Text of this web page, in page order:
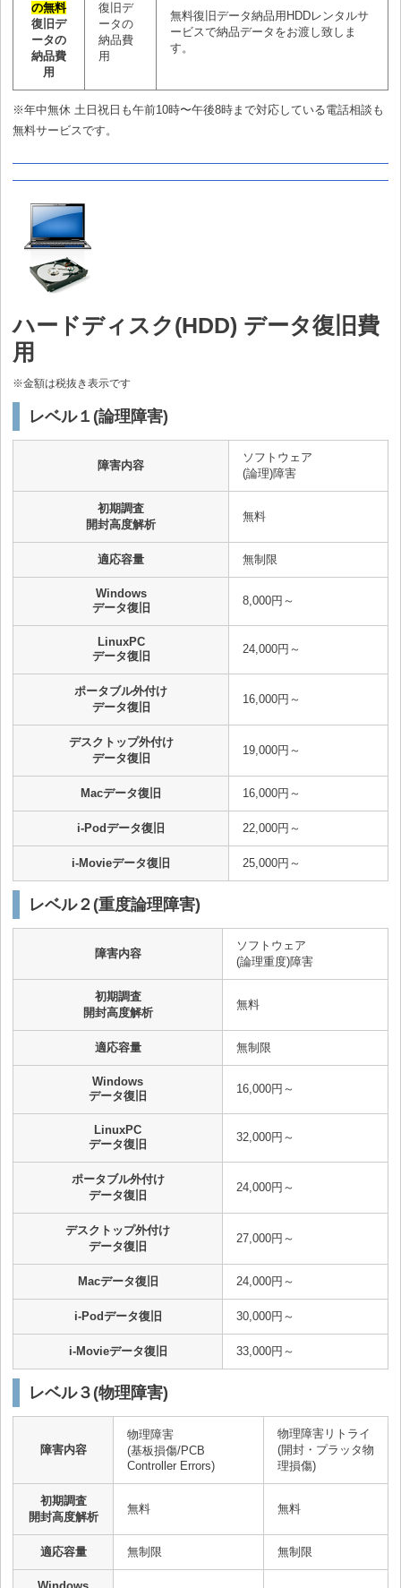
の無料
復旧デ
ータの
納品費
用
復旧デ
ータの
納品費
用
無料復旧データ納品用HDDレンタルサ
ービスで納品データをお渡し致しま
す。
※年中無休 土日祝日も午前10時〜午後8時まで対応している電話相談も
無料サービスです。
ハードディスク(HDD) データ復旧費
用
※金額は税抜き表示です
レベル１(論理障害)
障害内容
ソフトウェア
(論理)障害
初期調査
開封高度解析
無料
適応容量 無制限
Windows
データ復旧
8,000円～
LinuxPC
データ復旧
24,000円～
ポータブル外付け
データ復旧
16,000円～
デスクトップ外付け
データ復旧
19,000円～
Macデータ復旧 16,000円～
i-Podデータ復旧 22,000円～
i-Movieデータ復旧 25,000円～
レベル２(重度論理障害)
障害内容
ソフトウェア
(論理重度)障害
初期調査
開封高度解析
無料
適応容量 無制限
Windows
データ復旧
16,000円～
LinuxPC
データ復旧
32,000円～
ポータブル外付け
データ復旧
24,000円～
デスクトップ外付け
データ復旧
27,000円～
Macデータ復旧 24,000円～
i-Podデータ復旧 30,000円～
i-Movieデータ復旧 33,000円～
レベル３(物理障害)
障害内容
物理障害
(基板損傷/PCB
Controller Errors)
物理障害リトライ
(開封・プラッタ物
理損傷)
初期調査
開封高度解析
無料 無料
適応容量 無制限 無制限